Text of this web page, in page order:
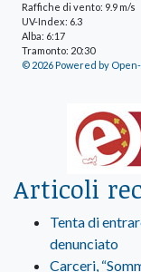
Raffiche di vento: 9.9 m/s
UV-Index: 6.3
Alba: 6:17
Tramonto: 20:30
© 2026 Powered by
Articoli
Tenta di
denunciato
Carceri,